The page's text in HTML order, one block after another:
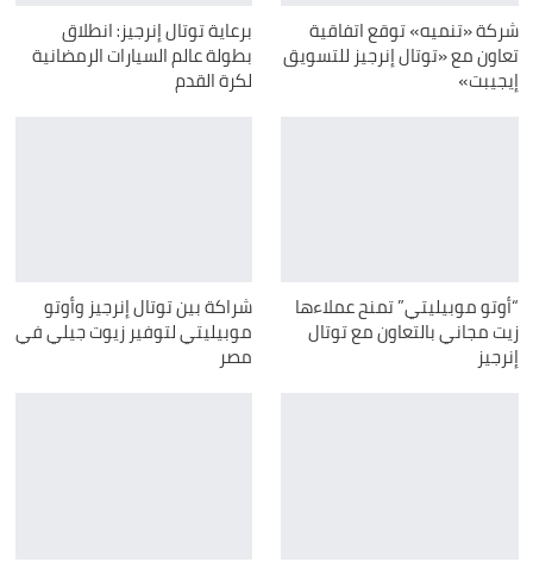
شركة «تنميه» توقع اتفاقية
تعاون مع «توتال إنرجيز للتسويق
إيجيبت»
برعاية توتال إنرجيز: انطلاق
بطولة عالم السيارات الرمضانية
لكرة القدم
“أوتو موبيليتي” تمنح عملاءها
زيت مجاني بالتعاون مع توتال
إنرجيز
شراكة بين توتال إنرجيز وأوتو
موبيليتي لتوفير زيوت جيلي في
مصر